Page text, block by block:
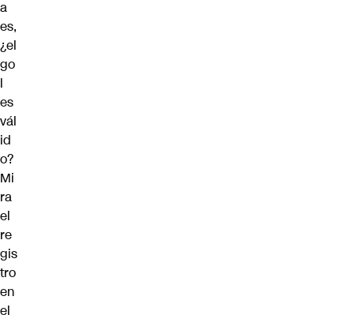
a
es,
¿el
go
l
es
vál
id
o?
Mi
ra
el
re
gis
tro
en
el